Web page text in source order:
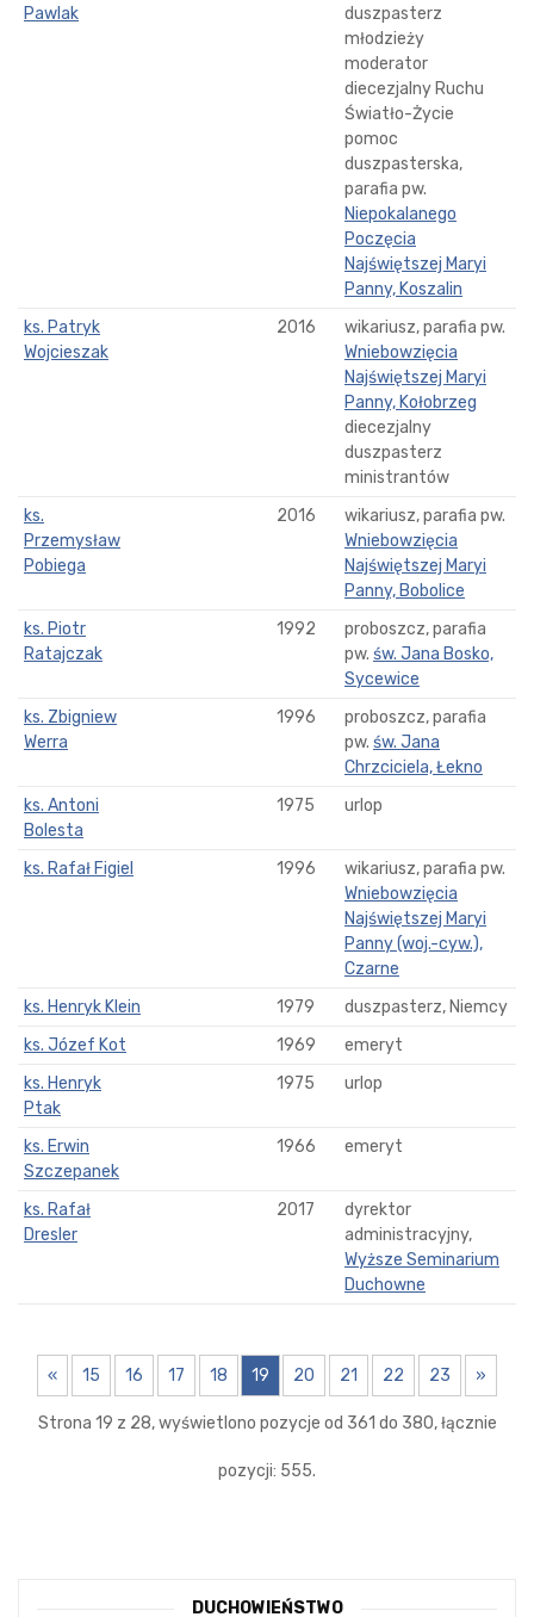
Pawlak
duszpasterz
młodzieży
moderator
diecezjalny Ruchu
Światło-Życie
pomoc
duszpasterska,
parafia pw.
Niepokalanego
Poczęcia
Najświętszej Maryi
Panny, Koszalin
ks. Patryk
Wojcieszak
2016
wikariusz, parafia pw.
Wniebowzięcia
Najświętszej Maryi
Panny, Kołobrzeg
diecezjalny
duszpasterz
ministrantów
ks.
Przemysław
Pobiega
2016
wikariusz, parafia pw.
Wniebowzięcia
Najświętszej Maryi
Panny, Bobolice
ks. Piotr
Ratajczak
1992
proboszcz, parafia
pw. św. Jana Bosko,
Sycewice
ks. Zbigniew
Werra
1996
proboszcz, parafia
pw. św. Jana
Chrzciciela, Łekno
ks. Antoni
Bolesta
1975 urlop
ks. Rafał Figiel 1996
wikariusz, parafia pw.
Wniebowzięcia
Najświętszej Maryi
Panny (woj.-cyw.),
Czarne
ks. Henryk Klein
1979
duszpasterz, Niemcy
ks. Józef Kot
1969
emeryt
ks. Henryk
Ptak
1975 urlop
ks. Erwin
Szczepanek
1966 emeryt
ks. Rafał
Dresler
2017
dyrektor
administracyjny,
Wyższe Seminarium
Duchowne
« 15 16 17 18 19 20 21 22 23 »
Strona 19 z 28, wyświetlono pozycje od 361 do 380, łącznie
pozycji: 555.
DUCHOWIEŃSTWO